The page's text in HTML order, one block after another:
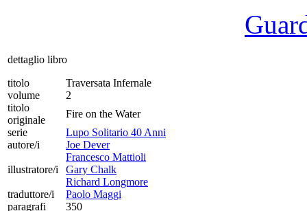
dettaglio libro
titolo
Traversata Infernale
volume
2
titolo
originale
Fire on the Water
serie
Lupo Solitario 40 Anni
autore/i
Joe Dever
illustratore/i
Francesco Mattioli
Gary Chalk
Richard Longmore
traduttore/i
Paolo Maggi
paragrafi
350